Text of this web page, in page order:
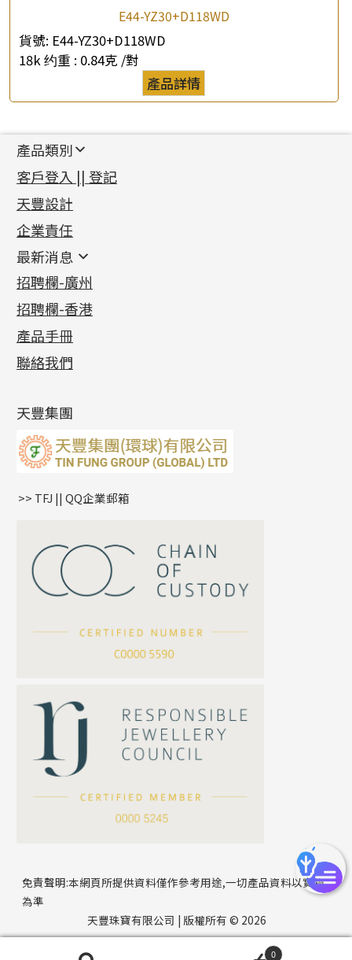
E44-YZ30+D118WD
貨號: E44-YZ30+D118WD
18k 约重 : 0.84克 /對
產品詳情
公司名稱
聯絡電話
產品類別
新產品
足金系列
足金配件
機織鏈系列
珠仔鏈
镶口链
管狀網鏈
十字車花鏈系列
十字閃O鏈系列
十字錘打鏈系列
側身車花鏈系列
側身鏈系列
雙十字鏈系列
水波鏈系列
蛇骨鏈系列
鏈尾系列
嘴唇鏈系列
S車花鏈系列
珍珠鏈系列
坦克鏈系列
滿天星鏈系列
方假繩鏈系列
首飾配件
耳環類配件
卷迫系列
螺絲迫系列
梅花迫系列
平臺迫系列
綫拍系列
美拍系列
耳環扣系列
耳綫/耳鈎系列
耳環爪頭
耳環
鏈類配件
動感車花吊墜
調節珠系列
生圈扣系列
龍蝦扣系列
鴨俐制系列
字母吊墜
相盒吊墜
項鏈吊墜
生肖吊墜
星座吊墜
珠扣
其他類配件
珠盤系列
袖口鈕系列
焊片及鐳射綫
空心車花管
珠類配件
無孔光身珠
空心光身珠
無孔批花珠
鑲口類
四爪頭系列
六爪頭系列
車花片
動感車花片
鑲口戒指
鑲口手鏈系列
首飾系列
手镯系列
戒指系列
空心耳環
空心车花管首饰链
空心手鐲系列
貴金屬原料
千足金
記憶金屬系列
記憶戒指
拉簧珠珠手鏈
記憶鈦手鐲
客戶登入 || 登記
天豐設計
企業責任
最新消息
最新消息
各項證書(2)
相片集(9)
展覽會資訊
最新產品資訊
招聘欄-廣州
招聘欄-香港
產品手冊
聯絡我們
天豐集團
>> TFJ || QQ企業郵箱
免責聲明:本網頁所提供資料僅作參考用途,一切產品資料以實物
為準
天豐珠寶有限公司 | 版權所有 © 2026
0